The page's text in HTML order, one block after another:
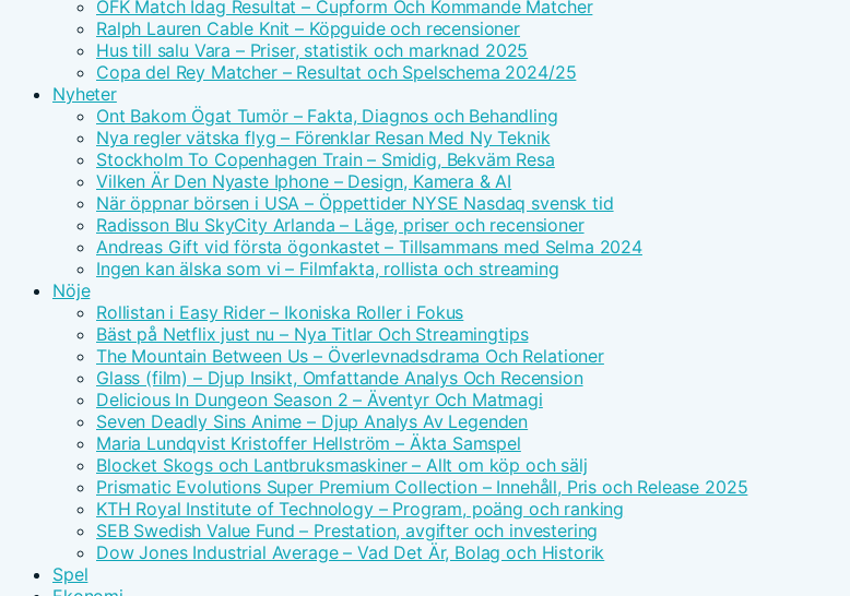
ÖFK Match Idag Resultat – Cupform Och Kommande Matcher
Ralph Lauren Cable Knit – Köpguide och recensioner
Hus till salu Vara – Priser, statistik och marknad 2025
Copa del Rey Matcher – Resultat och Spelschema 2024/25
Nyheter
Ont Bakom Ögat Tumör – Fakta, Diagnos och Behandling
Nya regler vätska flyg – Förenklar Resan Med Ny Teknik
Stockholm To Copenhagen Train – Smidig, Bekväm Resa
Vilken Är Den Nyaste Iphone – Design, Kamera & AI
När öppnar börsen i USA – Öppettider NYSE Nasdaq svensk tid
Radisson Blu SkyCity Arlanda – Läge, priser och recensioner
Andreas Gift vid första ögonkastet – Tillsammans med Selma 2024
Ingen kan älska som vi – Filmfakta, rollista och streaming
Nöje
Rollistan i Easy Rider – Ikoniska Roller i Fokus
Bäst på Netflix just nu – Nya Titlar Och Streamingtips
The Mountain Between Us – Överlevnadsdrama Och Relationer
Glass (film) – Djup Insikt, Omfattande Analys Och Recension
Delicious In Dungeon Season 2 – Äventyr Och Matmagi
Seven Deadly Sins Anime – Djup Analys Av Legenden
Maria Lundqvist Kristoffer Hellström – Äkta Samspel
Blocket Skogs och Lantbruksmaskiner – Allt om köp och sälj
Prismatic Evolutions Super Premium Collection – Innehåll, Pris och Release 2025
KTH Royal Institute of Technology – Program, poäng och ranking
SEB Swedish Value Fund – Prestation, avgifter och investering
Dow Jones Industrial Average – Vad Det Är, Bolag och Historik
Spel